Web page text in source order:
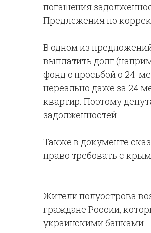
погашения
Предложения по
В одном из
выплатить долг
фонд с просьбой о 24-
нереально даже за 24
квартир. Поэтому
задолженностей.
Также в документе
право требовать с
Жители полуострова
граждане России,
украинскими банками.